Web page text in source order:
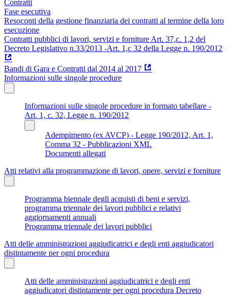
Contratti
Fase esecutiva
Resoconti della gestione finanziaria dei contratti al termine della loro
esecuzione
Contratti pubblici di lavori, servizi e forniture Art. 37,c. 1,2 del
Decreto Legislativo n.33/2013 -Art. 1,c 32 della Legge n. 190/2012
Bandi di Gara e Contratti dal 2014 al 2017
Informazioni sulle singole procedure
Informazioni sulle singole procedure in formato tabellare -
Art. 1, c. 32, Legge n. 190/2012
Adempimento (ex AVCP) - Legge 190/2012, Art. 1,
Comma 32 - Pubblicazioni XML
Documenti allegati
Atti relativi alla programmazione di lavori, opere, servizi e forniture
Programma biennale degli acquisti di beni e servizi,
programma triennale dei lavori pubblici e relativi
aggiornamenti annuali
Programma triennale dei lavori pubblici
Atti delle amministrazioni aggiudicatrici e degli enti aggiudicatori
distintamente per ogni procedura
Atti delle amministrazioni aggiudicatrici e degli enti
aggiudicatori distintamente per ogni procedura Decreto